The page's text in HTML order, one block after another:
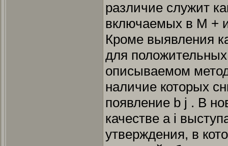
различие служит
включаемых в М +
Кроме выявления
для
описываемом
наличие которых
появление b j . В
качестве а i
утверждения, в